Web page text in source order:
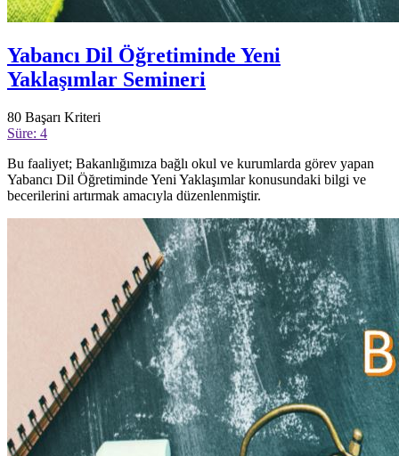
Yabancı Dil Öğretiminde Yeni
Yaklaşımlar Semineri
80 Başarı Kriteri
Süre: 4
Bu faaliyet; Bakanlığımıza bağlı okul ve kurumlarda görev yapan
Yabancı Dil Öğretiminde Yeni Yaklaşımlar konusundaki bilgi ve
becerilerini artırmak amacıyla düzenlenmiştir.